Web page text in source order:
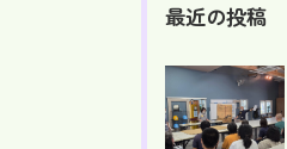
最近の投稿